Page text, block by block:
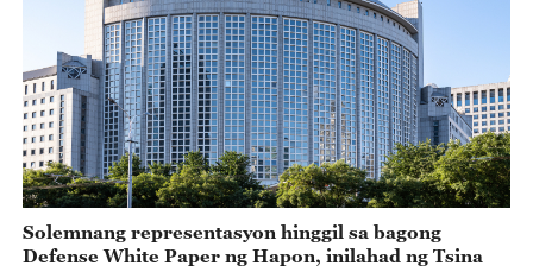
Solemnang representasyon hinggil sa bagong
Defense White Paper ng Hapon, inilahad ng Tsina